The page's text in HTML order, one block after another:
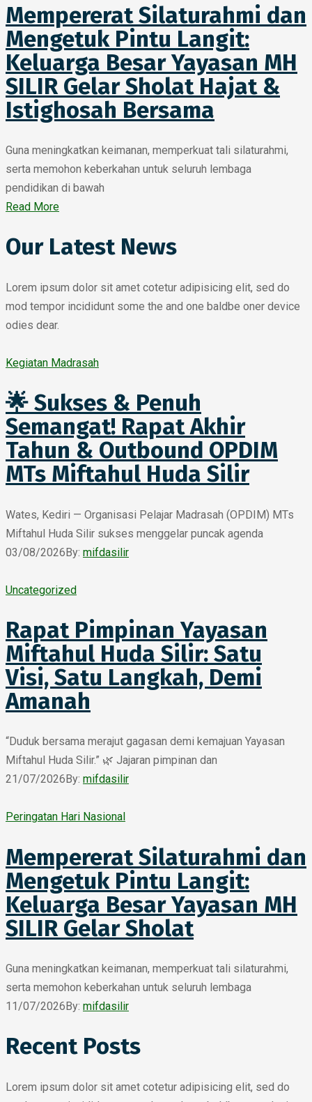
Mempererat Silaturahmi dan
Mengetuk Pintu Langit:
Keluarga Besar Yayasan MH
SILIR Gelar Sholat Hajat &
Istighosah Bersama
Guna meningkatkan keimanan, memperkuat tali silaturahmi,
serta memohon keberkahan untuk seluruh lembaga
pendidikan di bawah
Read More
Our Latest News
Lorem ipsum dolor sit amet cotetur adipisicing elit, sed do
mod tempor incididunt some the and one baldbe oner device
odies dear.
Kegiatan Madrasah
🌟 Sukses & Penuh
Semangat! Rapat Akhir
Tahun & Outbound OPDIM
MTs Miftahul Huda Silir
Wates, Kediri — Organisasi Pelajar Madrasah (OPDIM) MTs
Miftahul Huda Silir sukses menggelar puncak agenda
03/08/2026By: mifdasilir
Uncategorized
Rapat Pimpinan Yayasan
Miftahul Huda Silir: Satu
Visi, Satu Langkah, Demi
Amanah
“Duduk bersama merajut gagasan demi kemajuan Yayasan
Miftahul Huda Silir.” 🌿 Jajaran pimpinan dan
21/07/2026 By: mifdasilir
Peringatan Hari Nasional
Mempererat Silaturahmi dan
Mengetuk Pintu Langit:
Keluarga Besar Yayasan MH
SILIR Gelar Sholat
Guna meningkatkan keimanan, memperkuat tali silaturahmi,
serta memohon keberkahan untuk seluruh lembaga
11/07/2026By: mifdasilir
Recent Posts
Lorem ipsum dolor sit amet cotetur adipisicing elit, sed do